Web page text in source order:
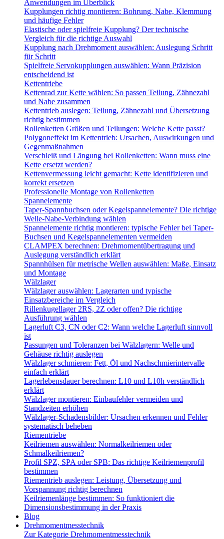
Anwendungen im Überblick
Kupplungen richtig montieren: Bohrung, Nabe, Klemmung
und häufige Fehler
Elastische oder spielfreie Kupplung? Der technische
Vergleich für die richtige Auswahl
Kupplung nach Drehmoment auswählen: Auslegung Schritt
für Schritt
Spielfreie Servokupplungen auswählen: Wann Präzision
entscheidend ist
Kettentriebe
Kettenrad zur Kette wählen: So passen Teilung, Zähnezahl
und Nabe zusammen
Kettentrieb auslegen: Teilung, Zähnezahl und Übersetzung
richtig bestimmen
Rollenketten Größen und Teilungen: Welche Kette passt?
Polygoneffekt im Kettentrieb: Ursachen, Auswirkungen und
Gegenmaßnahmen
Verschleiß und Längung bei Rollenketten: Wann muss eine
Kette ersetzt werden?
Kettenvermessung leicht gemacht: Kette identifizieren und
korrekt ersetzen
Professionelle Montage von Rollenketten
Spannelemente
Taper-Spannbuchsen oder Kegelspannelemente? Die richtige
Welle-Nabe-Verbindung wählen
Spannelemente richtig montieren: typische Fehler bei Taper-
Buchsen und Kegelspannelementen vermeiden
CLAMPEX berechnen: Drehmomentübertragung und
Auslegung verständlich erklärt
Spannhülsen für metrische Wellen auswählen: Maße, Einsatz
und Montage
Wälzlager
Wälzlager auswählen: Lagerarten und typische
Einsatzbereiche im Vergleich
Rillenkugellager 2RS, 2Z oder offen? Die richtige
Ausführung wählen
Lagerluft C3, CN oder C2: Wann welche Lagerluft sinnvoll
ist
Passungen und Toleranzen bei Wälzlagern: Welle und
Gehäuse richtig auslegen
Wälzlager schmieren: Fett, Öl und Nachschmierintervalle
einfach erklärt
Lagerlebensdauer berechnen: L10 und L10h verständlich
erklärt
Wälzlager montieren: Einbaufehler vermeiden und
Standzeiten erhöhen
Wälzlager-Schadensbilder: Ursachen erkennen und Fehler
systematisch beheben
Riementriebe
Keilriemen auswählen: Normalkeilriemen oder
Schmalkeilriemen?
Profil SPZ, SPA oder SPB: Das richtige Keilriemenprofil
bestimmen
Riementrieb auslegen: Leistung, Übersetzung und
Vorspannung richtig berechnen
Keilriemenlänge bestimmen: So funktioniert die
Dimensionsbestimmung in der Praxis
Blog
Drehmomentmesstechnik
Zur Kategorie Drehmomentmesstechnik